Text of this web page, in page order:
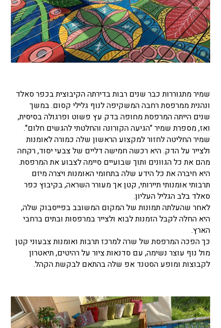
שמיר מתגוררות כבר שנים רבות בדירתה הקיבוצית בכפר סאלד
ונהנית ממרפסת רחבה המשקיפה לנוף גלילי קסום. במשך
שנים הייתה המרפסת מחופה בדק עץ פשוט ופרגולה בסיסית,
ואז, מספרת שמיר "הגיעה הקורונה והחלטתי להגשים חלום".
שמיר החליטה לחזור למקצוע הראשון שלה כמורה לאומנות
ולצייר על הדק. היא רכשה חמישה דליים של צבעי יסוד, רקחה
מהם את כל הגוונים ותוך שבועיים סיימה לצבוע את המרפסת.
היא חיברה את כל הידע שלה בתחומי האומנות ויצרה מיזם
תרבותי אומנותי תיירותי, קטן אך מעורר השראה, בקיבוץ כפר
סאלד בלב הגליל העליון.
לאחר שהעלתה תמונות של המקום המשובב בפייסבוק שלה,
היא החלה לקבל הזמנות לבוא ולצייר במרפסות ובתים ברחבי
הארץ.
כך הפכה המרפסת של שרה למרכז תרבות ואומנות צבעוני קטן
מול נוף עוצר נשימה, עם סדנאות ציור על רהיטים, תיאטרון
לקבוצות ומופע הסטנד אפ שלה בהתאם לבקשת הקהל.